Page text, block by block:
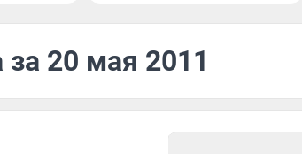
20 мая 2011